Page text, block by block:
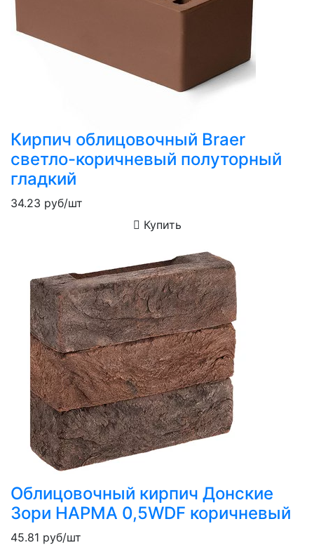
Кирпич облицовочный Braer
светло-коричневый полуторный
гладкий
34.23 руб/шт
Купить
Облицовочный кирпич Донские
Зори НАРМА 0,5WDF коричневый
45.81 руб/шт